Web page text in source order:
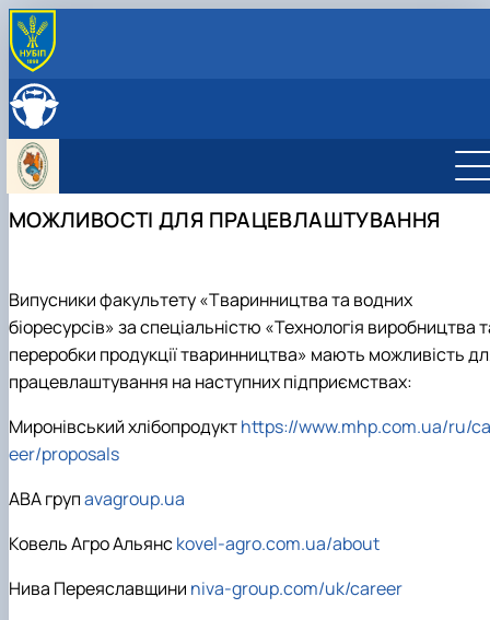
ПРО КАФЕДРУ
Фотогалерея
Робочі програми
Наукові гуртки
Стажування в Чеській республіці
МОЖЛИВОСТІ ДЛЯ ПРАЦЕВЛАШТУВАННЯ
Випусники факультету «Тваринництва та водних
біоресурсів» за спеціальністю «Технологія виробництва
переробки продукції тваринництва» мають можливість
працевлаштування на наступних підприємствах:
Миронівський хлібопродуктhttps://www.mhp.com.ua/ru/
eer/proposals
АВА групavagroup.ua
Ковель Агро Альянсkovel-agro.com.ua/about
Нива Переяславщини niva-group.com/uk/career